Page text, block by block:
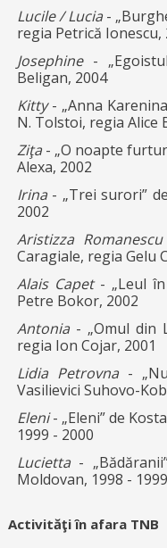
Lucile / Lucia-
regia Petrică Ionescu,
Josephine -
Beligan, 2004
Kitty- „Anna
N. Tolstoi, regia Alice
Ziţa - „O noapte
Alexa, 2002
Irina- „Trei surori”
2002
Aristizza Romanescu
Caragiale, regia Gelu
Alais Capet- „Leul în
Petre Bokor, 2002
Antonia - „Omul din
regia Ion Cojar, 2001
Lidia Petrovna-
Vasilievici Suhovo-
Eleni- „Eleni” de
1999 - 2000
Lucietta-
Moldovan, 1998 - 1999
Activităţi în afara TNB